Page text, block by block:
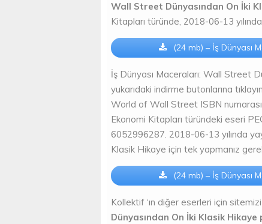
Wall Street Dünyasından On İki
Kitapları türünde, 2018-06-13
(24 mb) – İş Dünyası
İş Dünyası Maceraları: Wall Street
yukarıdaki indirme butonlarına
World of Wall Street ISBN
Ekonomi Kitapları türündeki eseri
6052996287. 2018-06-13 yılında
Klasik Hikaye için tek yapmanız
(24 mb) – İş Dünyası
Kollektif ‘ın diğer eserleri için
Dünyasından On İki Klasik Hikaye